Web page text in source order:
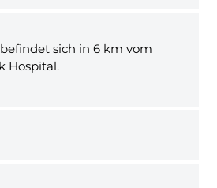
sich in 6 km vom
Hospital.